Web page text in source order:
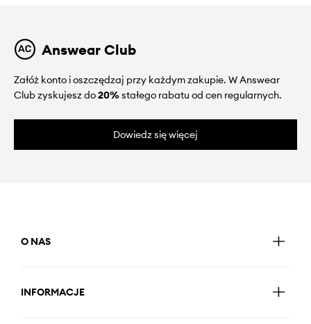
Answear Club
Załóż konto i oszczędzaj przy każdym zakupie. W Answear
Club zyskujesz do20%stałego rabatu od cen regularnych.
Dowiedz się więcej
O NAS
INFORMACJE